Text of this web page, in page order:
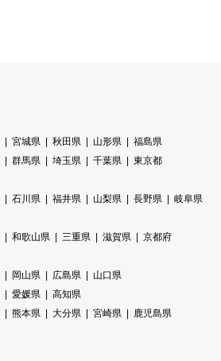
宮城県 秋田県 山形県
福島県
群馬県 埼玉県 千葉県
東京都
石川県 福井県 山梨県 長野県
岐阜県
和歌山県 三重県 滋賀県
京都府
岡山県 広島県
山口県
愛媛県
高知県
熊本県 大分県 宮崎県
鹿児島県